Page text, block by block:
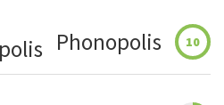
Phonopolis 10